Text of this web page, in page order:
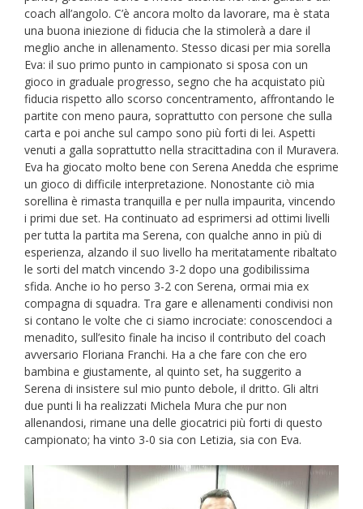
coach all’angolo. C’è ancora molto da lavorare, ma è stata
una buona iniezione di fiducia che la stimolerà a dare il
meglio anche in allenamento. Stesso dicasi per mia sorella
Eva: il suo primo punto in campionato si sposa con un
gioco in graduale progresso, segno che ha acquistato più
fiducia rispetto allo scorso concentramento, affrontando le
partite con meno paura, soprattutto con persone che sulla
carta e poi anche sul campo sono più forti di lei. Aspetti
venuti a galla soprattutto nella stracittadina con il Muravera.
Eva ha giocato molto bene con Serena Anedda che esprime
un gioco di difficile interpretazione. Nonostante ciò mia
sorellina è rimasta tranquilla e per nulla impaurita, vincendo
i primi due set. Ha continuato ad esprimersi ad ottimi livelli
per tutta la partita ma Serena, con qualche anno in più di
esperienza, alzando il suo livello ha meritatamente ribaltato
le sorti del match vincendo 3-2 dopo una godibilissima
sfida. Anche io ho perso 3-2 con Serena, ormai mia ex
compagna di squadra. Tra gare e allenamenti condivisi non
si contano le volte che ci siamo incrociate: conoscendoci a
menadito, sull’esito finale ha inciso il contributo del coach
avversario Floriana Franchi. Ha a che fare con che ero
bambina e giustamente, al quinto set, ha suggerito a
Serena di insistere sul mio punto debole, il dritto. Gli altri
due punti li ha realizzati Michela Mura che pur non
allenandosi, rimane una delle giocatrici più forti di questo
campionato; ha vinto 3-0 sia con Letizia, sia con Eva.